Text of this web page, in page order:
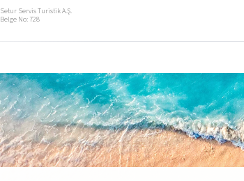
Setur Servis Turistik A.Ş.
Belge No: 728